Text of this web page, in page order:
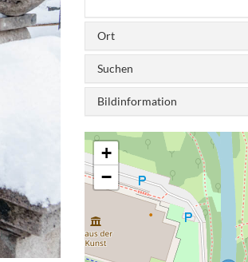
Ort
Suchen
Bildinformation
+
−